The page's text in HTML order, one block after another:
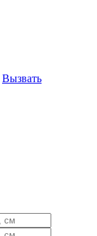
Вызвать